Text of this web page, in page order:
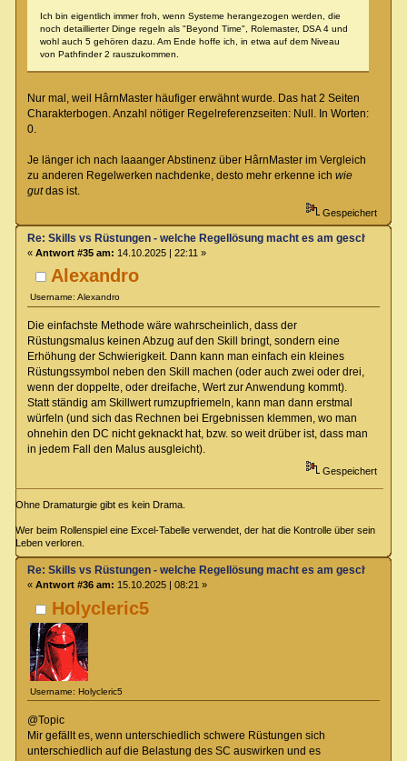
Ich bin eigentlich immer froh, wenn Systeme herangezogen werden, die
noch detaillierter Dinge regeln als "Beyond Time", Rolemaster, DSA 4 und
wohl auch 5 gehören dazu. Am Ende hoffe ich, in etwa auf dem Niveau
von Pathfinder 2 rauszukommen.
Nur mal, weil HârnMaster häufiger erwähnt wurde. Das hat 2 Seiten
Charakterbogen. Anzahl nötiger Regelreferenzseiten: Null. In Worten:
0.
Je länger ich nach laaanger Abstinenz über HârnMaster im Vergleich
zu anderen Regelwerken nachdenke, desto mehr erkenne ich wie
gutdas ist.
Gespeichert
Alexandro
Username: Alexandro
Re: Skills vs Rüstungen - welche Regellösung macht es am
« Antwort #35 am: 14.10.2025 | 22:11 »
Die einfachste Methode wäre wahrscheinlich, dass der
Rüstungsmalus keinen Abzug auf den Skill bringt, sondern eine
Erhöhung der Schwierigkeit. Dann kann man einfach ein kleines
Rüstungssymbol neben den Skill machen (oder auch zwei oder drei,
wenn der doppelte, oder dreifache, Wert zur Anwendung kommt).
Statt ständig am Skillwert rumzupfriemeln, kann man dann erstmal
würfeln (und sich das Rechnen bei Ergebnissen klemmen, wo man
ohnehin den DC nicht geknackt hat, bzw. so weit drüber ist, dass man
in jedem Fall den Malus ausgleicht).
Gespeichert
Ohne Dramaturgie gibt es kein Drama.
Wer beim Rollenspiel eine Excel-Tabelle verwendet, der hat die Kontrolle über sein
Leben verloren.
Holycleric5
Username: Holycleric5
Re: Skills vs Rüstungen - welche Regellösung macht es am
« Antwort #36 am: 15.10.2025 | 08:21 »
@Topic
Mir gefällt es, wenn unterschiedlich schwere Rüstungen sich
unterschiedlich auf die Belastung des SC auswirken und es